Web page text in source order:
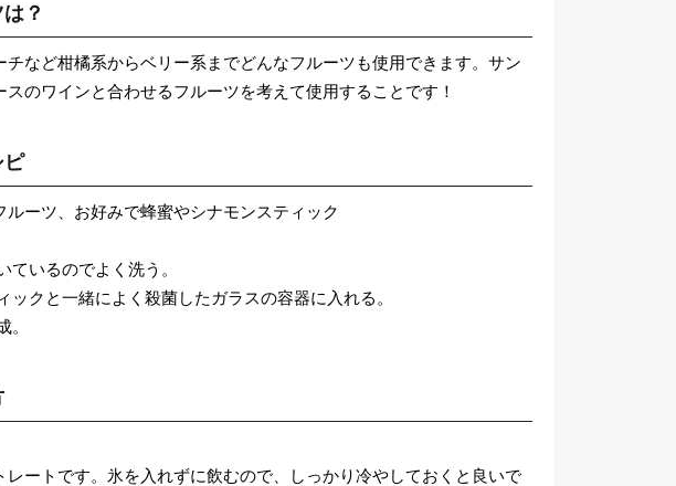
？
など柑橘系からベリー系までどんなフルーツも使用できます。サン
のワインと合わせるフルーツを考えて使用することです！
ピ
ルーツ、お好みで蜂蜜やシナモンスティック
いるのでよく洗う。
クと一緒によく殺菌したガラスの容器に入れる。
ートです。氷を入れずに飲むので、しっかり冷やしておくと良いで